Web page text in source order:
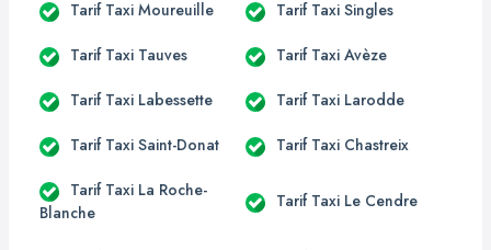
Tarif Taxi Moureuille Tarif Taxi Singles
Tarif Taxi Tauves Tarif Taxi Avèze
Tarif Taxi Labessette Tarif Taxi Larodde
Tarif Taxi Saint-Donat Tarif Taxi Chastreix
Tarif Taxi La Roche-
Blanche
Tarif Taxi Le Cendre